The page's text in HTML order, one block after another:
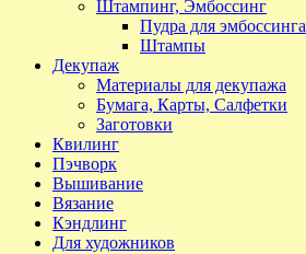
Штампинг, Эмбоссинг
Пудра для эмбоссинга
Штампы
Декупаж
Материалы для декупажа
Бумага, Карты, Салфетки
Заготовки
Квилинг
Пэчворк
Вышивание
Вязание
Кэндлинг
Для художников